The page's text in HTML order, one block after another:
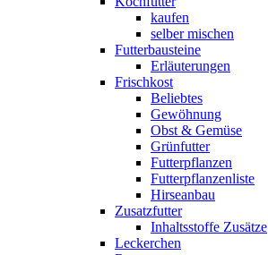
kaufen
selber mischen
Futterbausteine
Erläuterungen
Frischkost
Beliebtes
Gewöhnung
Obst & Gemüse
Grünfutter
Futterpflanzen
Futterpflanzenliste
Hirseanbau
Zusatzfutter
Inhaltsstoffe Zusätze
Leckerchen